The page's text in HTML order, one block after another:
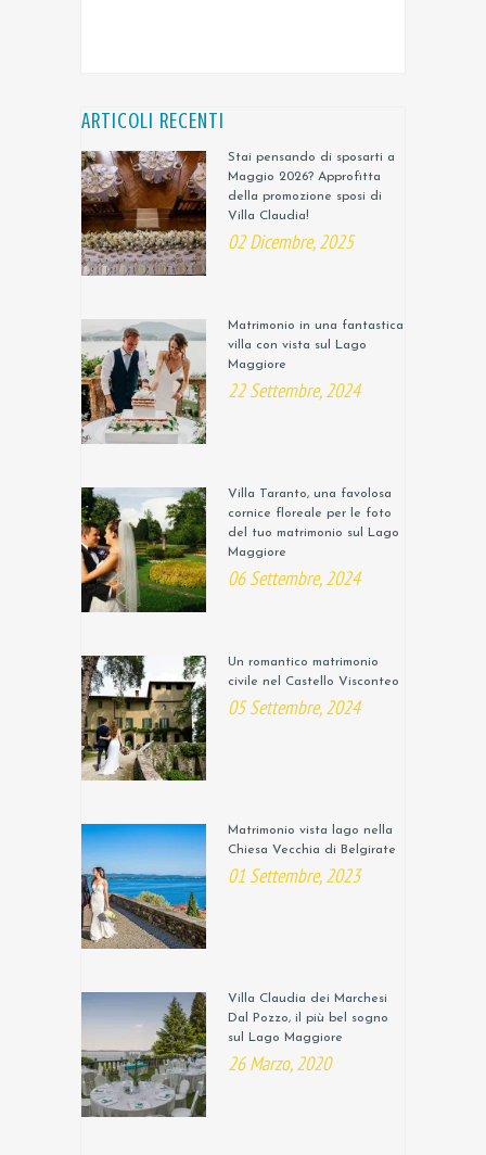
ARTICOLI RECENTI
Stai pensando di sposarti a
Maggio 2026? Approfitta
della promozione sposi di
Villa Claudia!
02 Dicembre, 2025
Matrimonio in una fantastica
villa con vista sul Lago
Maggiore
22 Settembre, 2024
Villa Taranto, una favolosa
cornice floreale per le foto
del tuo matrimonio sul Lago
Maggiore
06 Settembre, 2024
Un romantico matrimonio
civile nel Castello Visconteo
05 Settembre, 2024
Matrimonio vista lago nella
Chiesa Vecchia di Belgirate
01 Settembre, 2023
Villa Claudia dei Marchesi
Dal Pozzo, il più bel sogno
sul Lago Maggiore
26 Marzo, 2020